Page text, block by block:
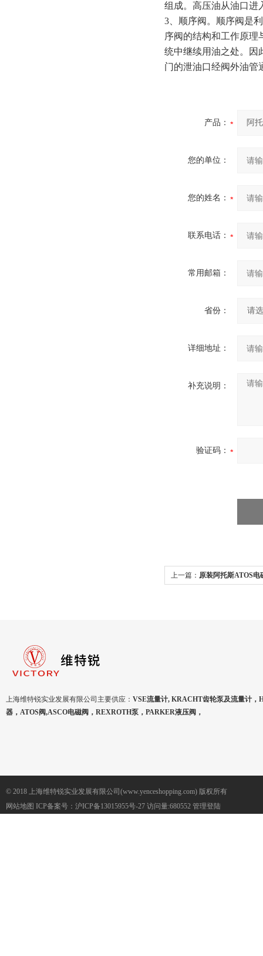
组成。高压油从油口进
3、顺序阀。顺序阀是
序阀的结构和工作原理
统中继续用油之处。因
门的泄油口经阀外油管
产品：
您的单位：
您的姓名：
联系电话：
常用邮箱：
省份：
详细地址：
补充说明：
验证码：
上一篇： 原装阿托斯ATOS电
上海维特锐实业发展有限公司主要供应： VSE流量计, KRACHT齿轮泵及流量计，
器，ATOS阀,ASCO电磁阀，REXROTH泵，PARKER液压阀，
© 2018 上海维特锐实业发展有限公司(www.yenceshopping.com) 版权所有
网站地图 ICP备案号： 沪ICP备13015955号-27 访问量:680552 管理登陆